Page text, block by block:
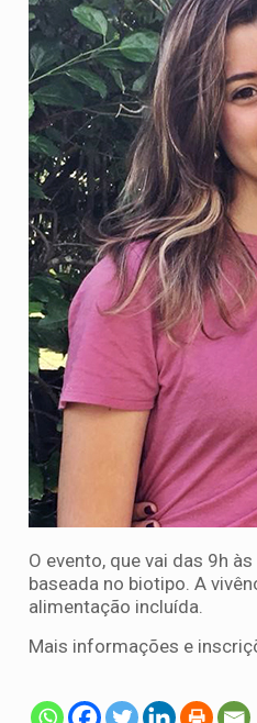
O evento, que vai das 9h
baseada no biotipo. A
alimentação incluída.
Mais informações e